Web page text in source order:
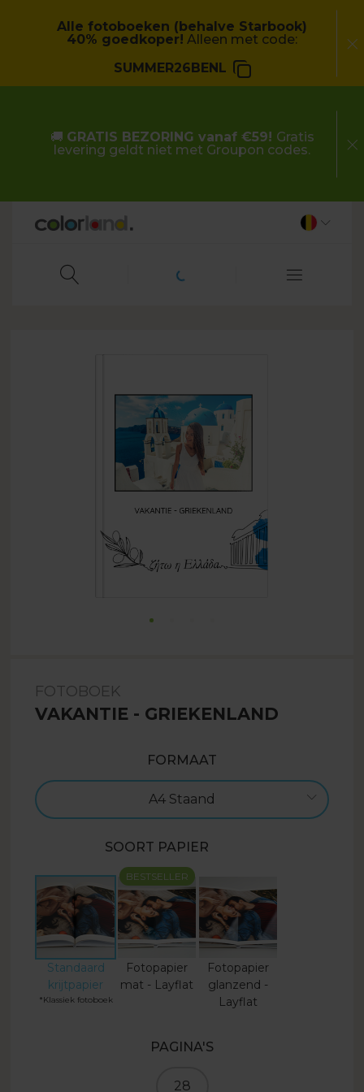
Alle fotoboeken (behalve Starbook)
40% goedkoper! Alleen met code:
SUMMER26BENL
🚚 GRATIS BEZORING vanaf €59! Gratis
levering geldt niet met Groupon codes.
FOTOBOEK
VAKANTIE - GRIEKENLAND
FORMAAT
A4 Staand
SOORT PAPIER
Standaard
krijtpapier
*Klassiek fotoboek
BESTSELLER
Fotopapier
mat - Layflat
Fotopapier
glanzend -
Layflat
PAGINA'S
28